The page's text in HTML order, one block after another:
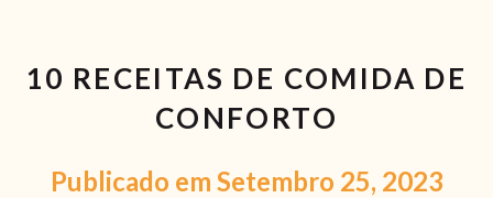
10 RECEITAS DE COMIDA DE
CONFORTO
Publicado em Setembro 25, 2023